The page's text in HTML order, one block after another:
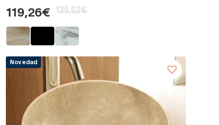
119,26€ 135,52€
Novedad